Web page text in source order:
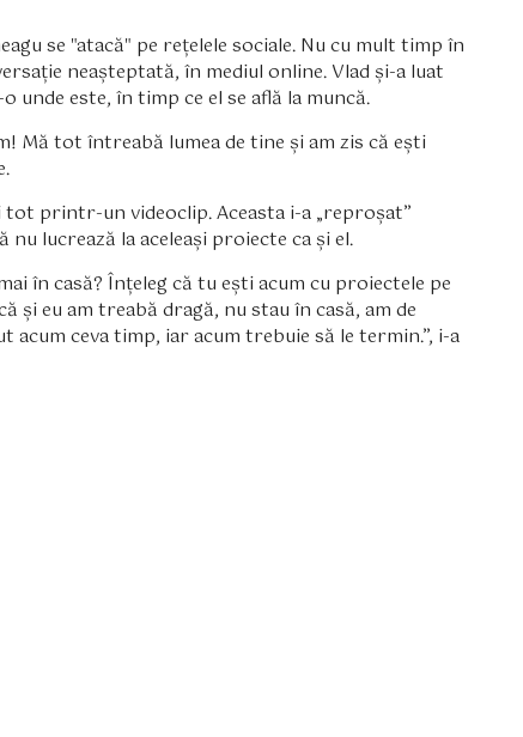
se "atacă" pe rețelele sociale. Nu cu mult timp în
neașteptată, în mediul online. Vlad și-a luat
este, în timp ce el se află la muncă.
Mă tot întreabă lumea de tine și am zis că ești
printr-un videoclip. Aceasta i-a „reproșat”
lucrează la aceleași proiecte ca și el.
în casă? Înțeleg că tu ești acum cu proiectele pe
și eu am treabă dragă, nu stau în casă, am de
acum ceva timp, iar acum trebuie să le termin.”, i-a